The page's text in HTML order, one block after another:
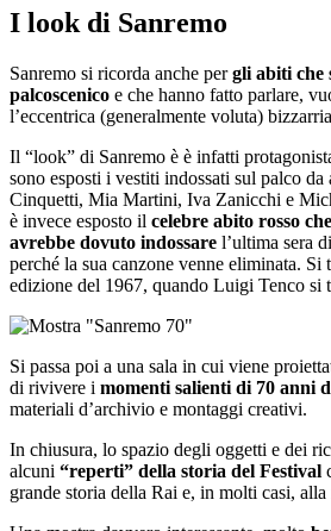
I look di Sanremo
Sanremo si ricorda anche pergli abiti che
palcoscenico e che hanno fatto parlare,
l’eccentrica (generalmente voluta)
Il “look” di Sanremo è è infatti
sono esposti i vestiti indossati sul palco
Cinquetti, Mia Martini, Iva Zanicchi e
è invece esposto il celebre abito rosso
avrebbe dovuto indossare l’ultima sera
perché la sua canzone venne eliminata. Si
edizione del 1967, quando Luigi Tenco si
Si passa poi a una sala in cui viene
di rivivere i momenti salienti di 70 anni
materiali d’archivio e montaggi creativi.
In chiusura, lo spazio degli oggetti e dei
alcuni “reperti” della storia del Festival
grande storia della Rai e, in molti casi,